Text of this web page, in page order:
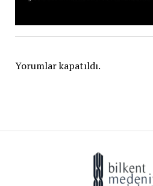
Yorumlar kapatıldı.